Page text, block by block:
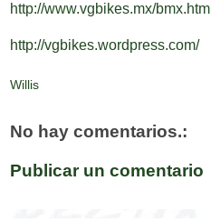
http://www.vgbikes.mx/bmx.html
http://vgbikes.wordpress.com/
Willis
No hay comentarios.:
Publicar un comentario